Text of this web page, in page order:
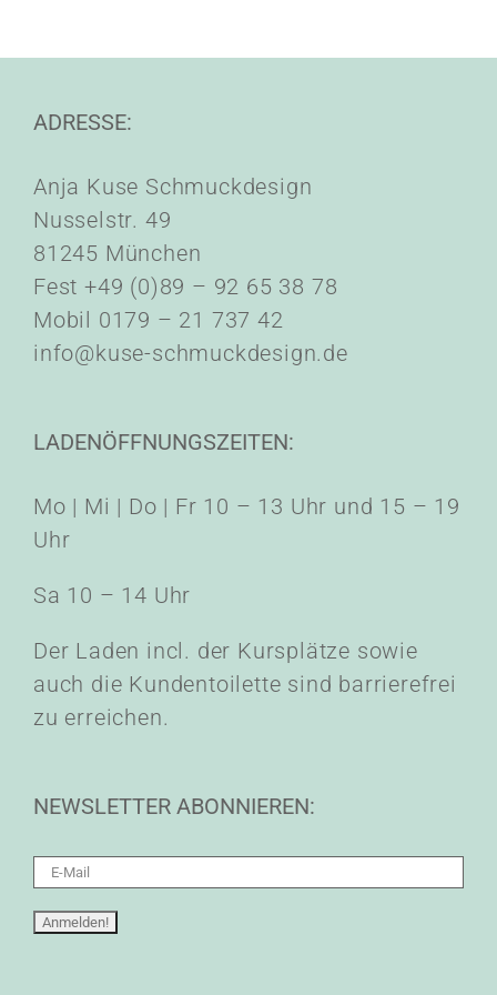
ADRESSE:
Anja Kuse Schmuckdesign
Nusselstr. 49
81245 München
Fest +49 (0)89 – 92 65 38 78
Mobil 0179 – 21 737 42
info@kuse-schmuckdesign.de
LADENÖFFNUNGSZEITEN:
Mo | Mi | Do | Fr 10 – 13 Uhr und 15 – 19
Uhr
Sa 10 – 14 Uhr
Der Laden incl. der Kursplätze sowie
auch die Kundentoilette sind barrierefrei
zu erreichen.
NEWSLETTER ABONNIEREN: